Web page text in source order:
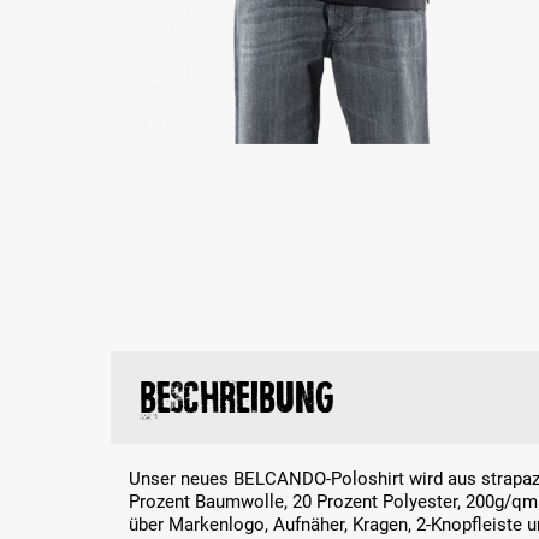
Beschreibung
Unser neues BELCANDO-Poloshirt wird aus
Prozent Baumwolle, 20 Prozent Polyester, 200g/
über Markenlogo, Aufnäher, Kragen, 2-Knopfleiste